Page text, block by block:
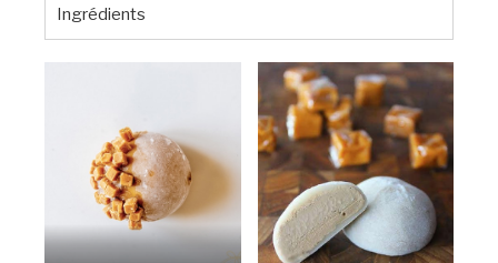
Ingrédients